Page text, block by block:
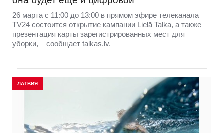
26 марта с 11:00 до 13:00 в прямом эфире телеканала
TV24 состоится открытие кампании Lielā Talka, а также
презентация карты зарегистрированных мест для
уборки, – сообщает talkas.lv.
ЛАТВИЯ